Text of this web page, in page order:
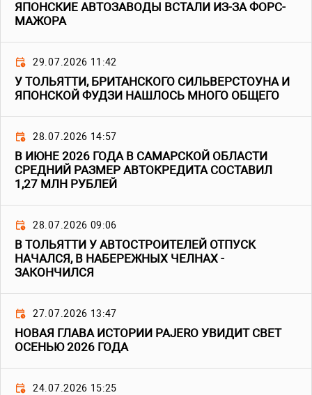
ЯПОНСКИЕ АВТОЗАВОДЫ ВСТАЛИ ИЗ-ЗА ФОРС-
МАЖОРА
29.07.2026 11:42
У ТОЛЬЯТТИ, БРИТАНСКОГО СИЛЬВЕРСТОУНА И
ЯПОНСКОЙ ФУДЗИ НАШЛОСЬ МНОГО ОБЩЕГО
28.07.2026 14:57
В ИЮНЕ 2026 ГОДА В САМАРСКОЙ ОБЛАСТИ
СРЕДНИЙ РАЗМЕР АВТОКРЕДИТА СОСТАВИЛ
1,27 МЛН РУБЛЕЙ
28.07.2026 09:06
В ТОЛЬЯТТИ У АВТОСТРОИТЕЛЕЙ ОТПУСК
НАЧАЛСЯ, В НАБЕРЕЖНЫХ ЧЕЛНАХ -
ЗАКОНЧИЛСЯ
27.07.2026 13:47
НОВАЯ ГЛАВА ИСТОРИИ PAJERO УВИДИТ СВЕТ
ОСЕНЬЮ 2026 ГОДА
24.07.2026 15:25